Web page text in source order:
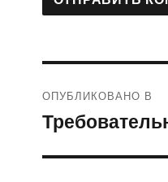
Навигация
по
записям
ОПУБЛИКОВАНО В